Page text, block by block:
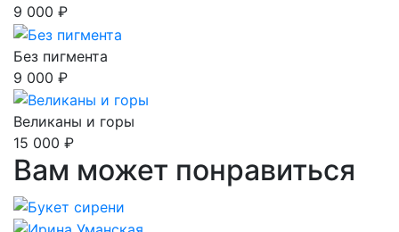
9 000 ₽
Без пигмента
9 000 ₽
Великаны и горы
15 000 ₽
Вам может понравиться